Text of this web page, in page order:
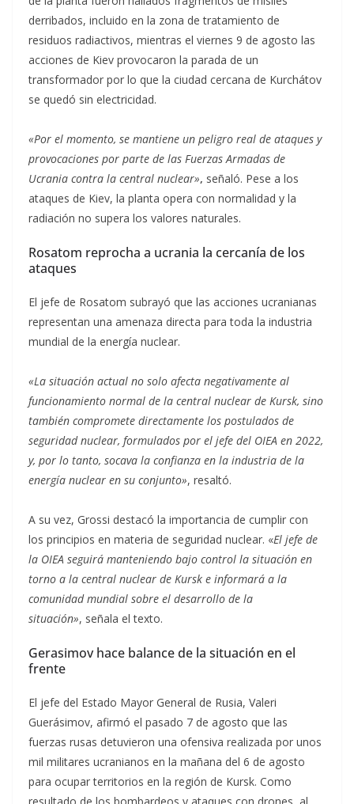
derribados, incluido en la zona de tratamiento de
residuos radiactivos, mientras el viernes 9 de agosto las
acciones de Kiev provocaron la parada de un
transformador por lo que la ciudad cercana de Kurchátov
se quedó sin electricidad.
«Por el momento, se mantiene un peligro real de ataques y
provocaciones por parte de las Fuerzas Armadas de
Ucrania contra la central nuclear», señaló. Pese a los
ataques de Kiev, la planta opera con normalidad y la
radiación no supera los valores naturales.
Rosatom reprocha a ucrania la cercanía de los
ataques
El jefe de Rosatom subrayó que las acciones ucranianas
representan una amenaza directa para toda la industria
mundial de la energía nuclear.
«La situación actual no solo afecta negativamente al
funcionamiento normal de la central nuclear de Kursk, sino
también compromete directamente los postulados de
seguridad nuclear, formulados por el jefe del OIEA en 2022,
y, por lo tanto, socava la confianza en la industria de la
energía nuclear en su conjunto», resaltó.
A su vez, Grossi destacó la importancia de cumplir con
los principios en materia de seguridad nuclear. «El jefe de
la OIEA seguirá manteniendo bajo control la situación en
torno a la central nuclear de Kursk e informará a la
comunidad mundial sobre el desarrollo de la
situación», señala el texto.
Gerasimov hace balance de la situación en el
frente
El jefe del Estado Mayor General de Rusia, Valeri
Guerásimov, afirmó el pasado 7 de agosto que las
fuerzas rusas detuvieron una ofensiva realizada por unos
mil militares ucranianos en la mañana del 6 de agosto
para ocupar territorios en la región de Kursk. Como